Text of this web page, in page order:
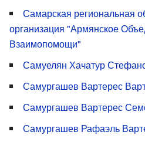
Самарская региональная
организация "Армянское
Взаимопомощи"
Самуелян Хачатур
Самургашев Вартерес
Самургашев Вартерес
Самургашев Рафаэль